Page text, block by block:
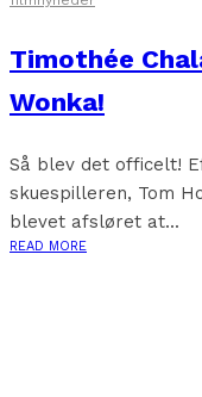
Timothée
Wonka!
Så blev det officelt!
skuespilleren, Tom
blevet afsløret at...
READ MORE